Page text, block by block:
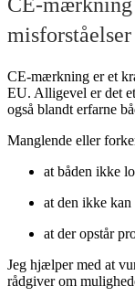
misforståelser
CE-mærkning er et
EU. Alligevel er det
også blandt erfarne
Manglende eller
at båden ikke
at den ikke
at der opstår
Jeg hjælper med at
rådgiver om